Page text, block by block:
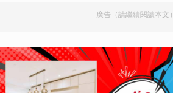
廣告（請繼續閱讀本文）